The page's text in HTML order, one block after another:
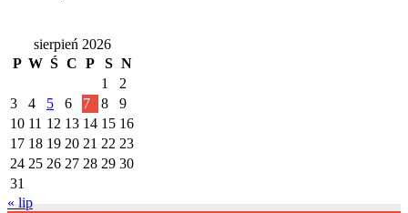
sierpień 2026
P W Ś C P S N
1
2
3
4 5 6 7 8
9
10 11 12 13 14 15 16
17 18 19 20 21 22 23
24 25 26 27 28 29 30
31
« lip